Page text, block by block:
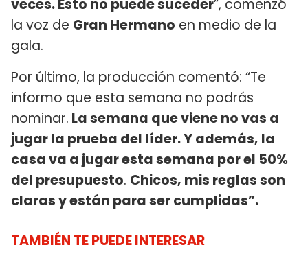
veces. Esto no puede suceder”, comenzó
la voz de Gran Hermano en medio de la
gala.
Por último, la producción comentó: “Te
informo que esta semana no podrás
nominar. La semana que viene no vas a
jugar la prueba del líder. Y además, la
casa va a jugar esta semana por el 50%
del presupuesto. Chicos, mis reglas son
claras y están para ser cumplidas”.
TAMBIÉN TE PUEDE INTERESAR